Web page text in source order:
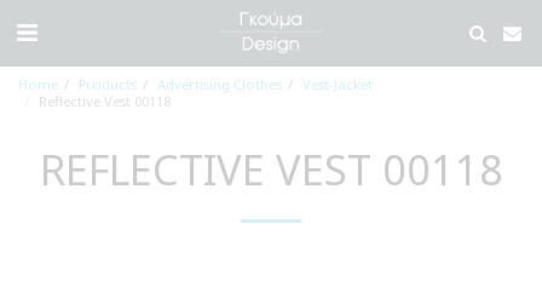
Home Products Advertising Clothes
Vest-Jacket
Reflective Vest 00118
REFLECTIVE VEST 00118